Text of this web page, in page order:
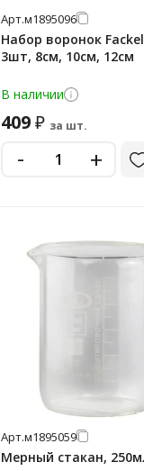
Арт.м1895096
Набор воронок
3шт, 8см, 10см, 12см
В наличии
409₽ за шт.
- +
Арт.м1895059
Мерный стакан,